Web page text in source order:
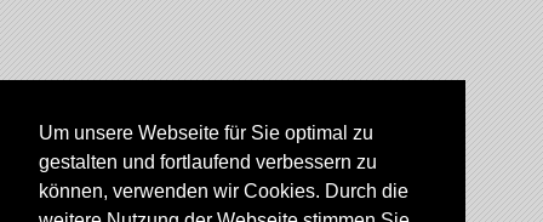
Um unsere Webseite für Sie optimal zu
gestalten und fortlaufend verbessern zu
können, verwenden wir Cookies. Durch die